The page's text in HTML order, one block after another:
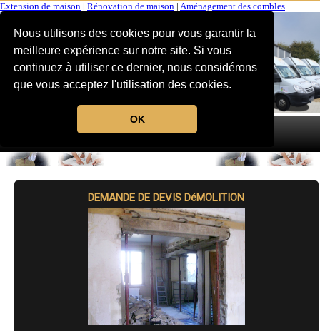
Nous utilisons des cookies pour vous garantir la
meilleure expérience sur notre site. Si vous
continuez à utiliser ce dernier, nous considérons
que vous acceptez l'utilisation des cookies.
OK
Extension de maison Rénovation de maison Aménagement des combles
MENU
DEMANDE DE DEVIS DéMOLITION